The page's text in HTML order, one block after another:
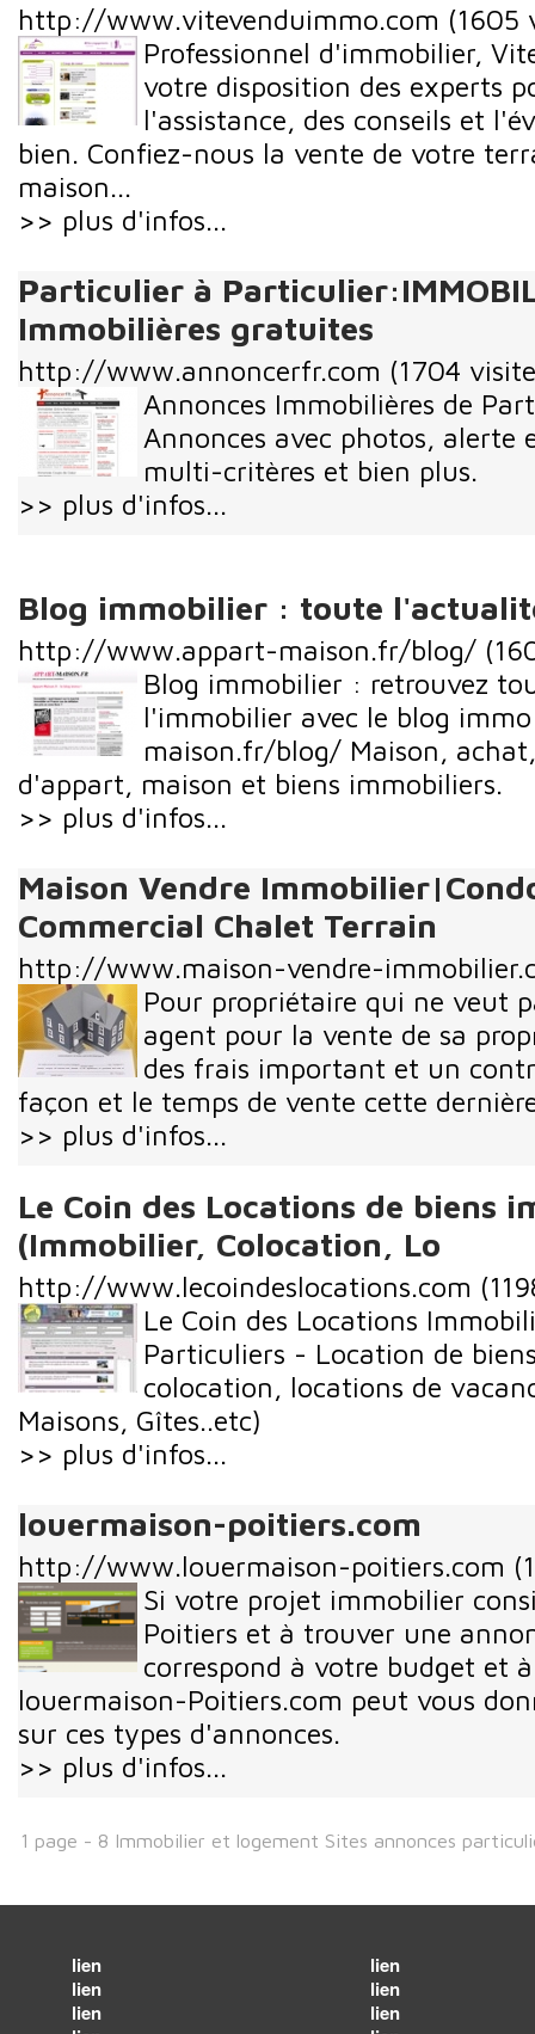
http://www.vitevenduimmo.com (1605
Professionnel d'immobilier,
votre disposition des experts
l'assistance, des conseils et
bien. Confiez-nous la vente de votre
maison...
>> plus d'infos...
Particulier à
Immobilières gratuites
http://www.annoncerfr.com (1704
Annonces Immobilières de
Annonces avec photos, alerte
multi-critères et bien plus.
>> plus d'infos...
Blog immobilier : toute
http://www.appart-maison.fr/blog/
Blog immobilier : retrouvez
l'immobilier avec le blog
maison.fr/blog/ Maison,
d'appart, maison et biens immobiliers.
>> plus d'infos...
Maison Vendre
Commercial Chalet Terrain
http://www.maison-vendre-
Pour propriétaire qui ne veut
agent pour la vente de sa
des frais important et un
façon et le temps de vente cette
>> plus d'infos...
Le Coin des Locations de biens
(Immobilier, Colocation, Lo
http://www.lecoindeslocations.com
Le Coin des Locations
Particuliers - Location de
colocation, locations de
Maisons, Gîtes..etc)
>> plus d'infos...
louermaison-poitiers.com
http://www.louermaison-poitiers.com
Si votre projet immobilier
Poitiers et à trouver une
correspond à votre budget et
louermaison-Poitiers.com peut vous
sur ces types d'annonces.
>> plus d'infos...
1 page - 8 Immobilier et logement Sites annonces
lien
lien
lien
lien
lien
lien